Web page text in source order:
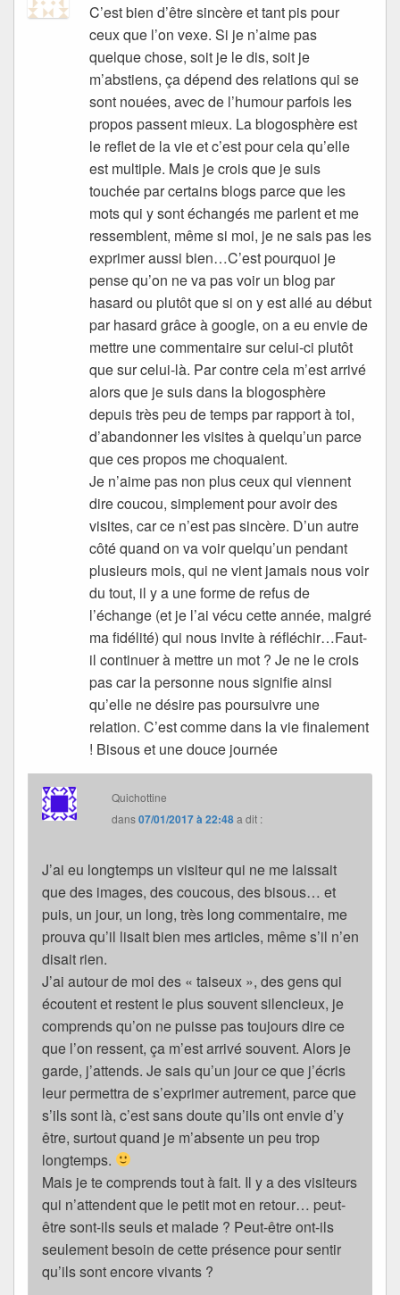
C’est bien d’être sincère et tant pis pour
ceux que l’on vexe. Si je n’aime pas
quelque chose, soit je le dis, soit je
m’abstiens, ça dépend des relations qui se
sont nouées, avec de l’humour parfois les
propos passent mieux. La blogosphère est
le reflet de la vie et c’est pour cela qu’elle
est multiple. Mais je crois que je suis
touchée par certains blogs parce que les
mots qui y sont échangés me parlent et me
ressemblent, même si moi, je ne sais pas les
exprimer aussi bien…C’est pourquoi je
pense qu’on ne va pas voir un blog par
hasard ou plutôt que si on y est allé au début
par hasard grâce à google, on a eu envie de
mettre une commentaire sur celui-ci plutôt
que sur celui-là. Par contre cela m’est arrivé
alors que je suis dans la blogosphère
depuis très peu de temps par rapport à toi,
d’abandonner les visites à quelqu’un parce
que ces propos me choquaient.
Je n’aime pas non plus ceux qui viennent
dire coucou, simplement pour avoir des
visites, car ce n’est pas sincère. D’un autre
côté quand on va voir quelqu’un pendant
plusieurs mois, qui ne vient jamais nous voir
du tout, il y a une forme de refus de
l’échange (et je l’ai vécu cette année, malgré
ma fidélité) qui nous invite à réfléchir…Faut-
il continuer à mettre un mot ? Je ne le crois
pas car la personne nous signifie ainsi
qu’elle ne désire pas poursuivre une
relation. C’est comme dans la vie finalement
! Bisous et une douce journée
Quichottine
dans07/01/2017 à 22:48a dit :
J’ai eu longtemps un visiteur qui ne me laissait
que des images, des coucous, des bisous… et
puis, un jour, un long, très long commentaire, me
prouva qu’il lisait bien mes articles, même s’il n’en
disait rien.
J’ai autour de moi des « taiseux », des gens qui
écoutent et restent le plus souvent silencieux, je
comprends qu’on ne puisse pas toujours dire ce
que l’on ressent, ça m’est arrivé souvent. Alors je
garde, j’attends. Je sais qu’un jour ce que j’écris
leur permettra de s’exprimer autrement, parce que
s’ils sont là, c’est sans doute qu’ils ont envie d’y
être, surtout quand je m’absente un peu trop
longtemps.
Mais je te comprends tout à fait. Il y a des visiteurs
qui n’attendent que le petit mot en retour… peut-
être sont-ils seuls et malade ? Peut-être ont-ils
seulement besoin de cette présence pour sentir
qu’ils sont encore vivants ?